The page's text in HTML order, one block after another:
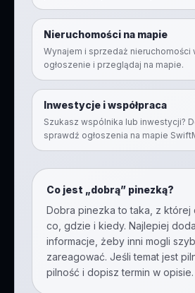
Nieruchomości na mapie
Wynajem i sprzedaż nieruchomości
ogłoszenie i przeglądaj na mapie.
Inwestycje i współpraca
Szukasz wspólnika lub inwestycji?
sprawdź ogłoszenia na mapie
Co jest „dobrą” pinezką?
Dobra pinezka to taka, z której
co, gdzie i kiedy. Najlepiej
informacje, żeby inni mogli
zareagować. Jeśli temat jest
pilność i dopisz termin w opisie.